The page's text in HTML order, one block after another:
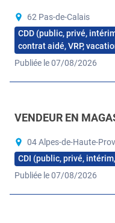
62 Pas-de-Calais
CDD (public, privé,
contrat aidé, VRP,
Publiée le 07/08/2026
VENDEUR EN
04 Alpes-de-Haute-
CDI (public, privé,
Publiée le 07/08/2026